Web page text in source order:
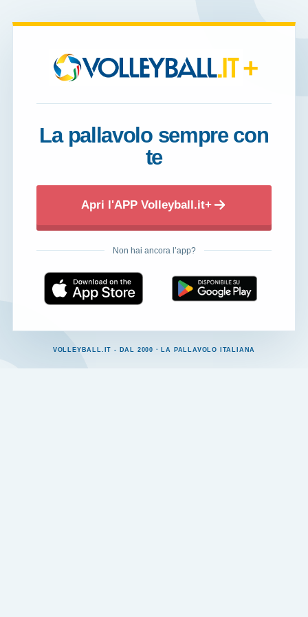
+
La pallavolo sempre con
te
Apri l'APP Volleyball.it+
Non hai ancora l’app?
VOLLEYBALL.IT - DAL 2000 · LA PALLAVOLO ITALIANA